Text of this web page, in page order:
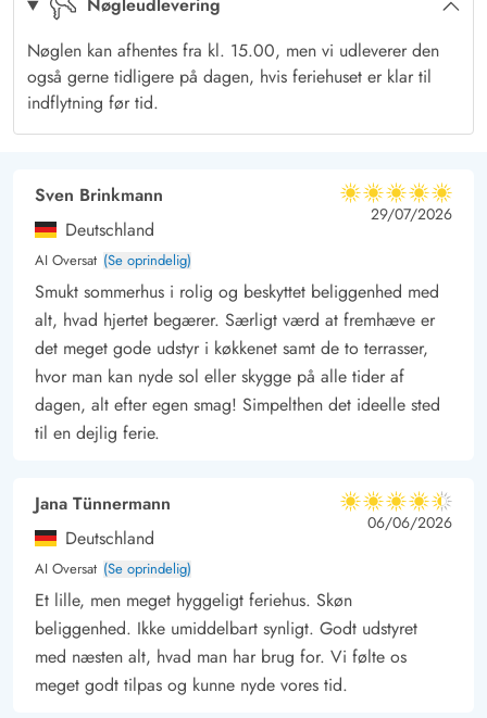
strand
Sommerhuset ligger et par minutters gang fra den lokale
købmand, hvor I hver morgen kan hente friske rundstykker. Det
naturskønne område og
Familien kan også tage tilLegoland, som kun ligger en times
familien.
Nøgleudlevering
Nøglen kan afhentes fra kl. 15.00, men vi udleverer den
også gerne tidligere på dagen, hvis feriehuset er klar til
indflytning før tid.
Sven Brinkmann
Deutschland
AI Oversat (Se oprindelig)
5 ud af 5
5 ud af 5
5 out of 5
29/07/2026
Smukt sommerhus i rolig og beskyttet beliggenhed med
alt, hvad hjertet begærer. Særligt værd at fremhæve er
det meget gode udstyr i køkkenet samt de to terrasser,
hvor man kan nyde sol eller skygge på alle tider af
dagen, alt efter egen smag! Simpelthen det ideelle sted
til en dejlig ferie.
Jana Tünnermann
Deutschland
AI Oversat (Se oprindelig)
4.5 ud af 5
4.5 ud af 5
4.5 out of 5
06/06/2026
Et lille, men meget hyggeligt feriehus. Skøn
beliggenhed. Ikke umiddelbart synligt. Godt udstyret
med næsten alt, hvad man har brug for. Vi følte os
meget godt tilpas og kunne nyde vores tid.